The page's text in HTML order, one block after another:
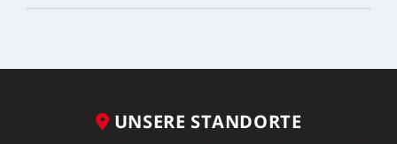
UNSERE STANDORTE